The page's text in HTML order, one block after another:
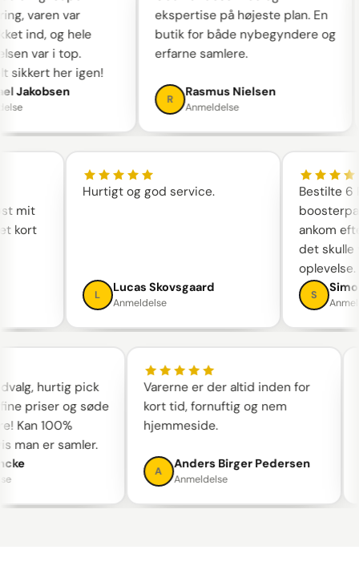
varen var
ind, og hele
var i top.
her igen!
Jakobsen
ekspertise på højeste plan. En
butik for både nybegyndere og
erfarne samlere.
R
Rasmus Nielsen
Anmeldelse
mit
kort
Hurtigt og god service.
Lucas Skovsgaard
Anmeldelse
Bestilte
ankom
det
hurtig pick
priser og søde
100%
er samler.
Varerne er der altid inden for
kort tid, fornuftig og nem
hjemmeside.
A
Anders Birger Pedersen
Anmeldelse